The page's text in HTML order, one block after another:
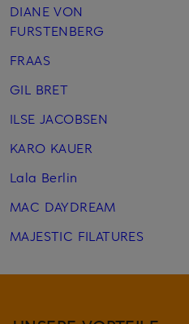
DIANE VON
FURSTENBERG
FRAAS
GIL BRET
ILSE JACOBSEN
KARO KAUER
Lala Berlin
MAC DAYDREAM
MAJESTIC FILATURES